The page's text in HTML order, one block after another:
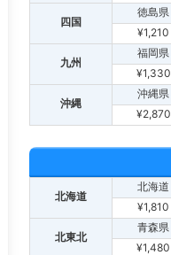
四国
徳島県
¥1,210
九州
福岡県
¥1,330
沖縄
沖縄県
¥2,870
北海道
北海道
¥1,810
北東北
青森県
¥1,480